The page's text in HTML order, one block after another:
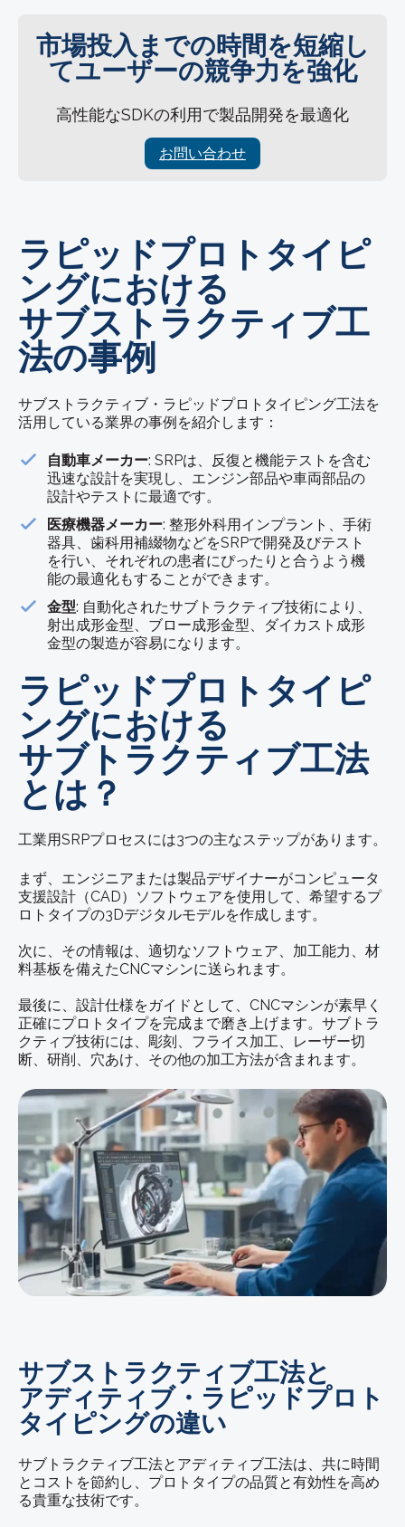
市場投入までの時間を短縮し
てユーザーの競争力を強化
高性能なSDKの利用で製品開発を最適化
お問い合わせ
ラピッドプロトタイピ
ングにおける
サブストラクティブ工
法の事例
サブストラクティブ・ラピッドプロトタイピング工法を
活用している業界の事例を紹介します：
自動車メーカー: SRPは、反復と機能テストを含む
迅速な設計を実現し、エンジン部品や車両部品の
設計やテストに最適です。
医療機器メーカー: 整形外科用インプラント、手術
器具、歯科用補綴物などをSRPで開発及びテスト
を行い、それぞれの患者にぴったりと合うよう機
能の最適化もすることができます。
金型: 自動化されたサブトラクティブ技術により、
射出成形金型、ブロー成形金型、ダイカスト成形
金型の製造が容易になります。
ラピッドプロトタイピ
ングにおける
サブトラクティブ工法
とは？
工業用SRPプロセスには3つの主なステップがあります。
まず、エンジニアまたは製品デザイナーがコンピュータ
支援設計（CAD）ソフトウェアを使用して、希望するプ
ロトタイプの3Dデジタルモデルを作成します。
次に、その情報は、適切なソフトウェア、加工能力、材
料基板を備えたCNCマシンに送られます。
最後に、設計仕様をガイドとして、CNCマシンが素早く
正確にプロトタイプを完成まで磨き上げます。サブトラ
クティブ技術には、彫刻、フライス加工、レーザー切
断、研削、穴あけ、その他の加工方法が含まれます。
サブストラクティブ工法と
アディティブ・ラピッドプロト
タイピングの違い
サブトラクティブ工法とアディティブ工法は、共に時間
とコストを節約し、プロトタイプの品質と有効性を高め
る貴重な技術です。